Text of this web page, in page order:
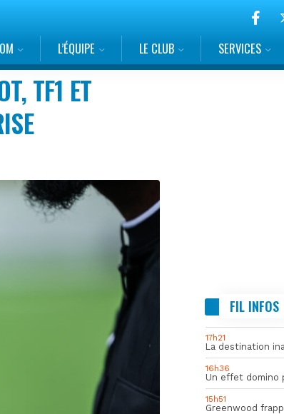
L’ÉQUIPE LE CLUB SERVICES
TF1 ET
FIL INFOS
17h21
La destination
16h36
Un effet domino
15h51